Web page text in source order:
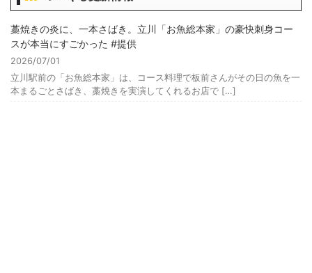
藁焼きの炎に、一本さばき。立川「お魚総本家」の豪快刺身コー
スが本当にすごかった #提供
2026/07/01
立川駅前の「お魚総本家」は、コース料理で板前さんがその日の魚を一
本まるごとさばき、藁焼きを実演してくれるお店で […]